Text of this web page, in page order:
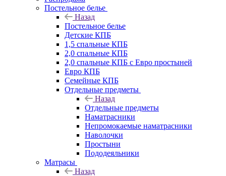
Постельное белье
Назад
Постельное белье
Детские КПБ
1,5 спальные КПБ
2,0 спальные КПБ
2,0 спальные КПБ с Евро простыней
Евро КПБ
Семейные КПБ
Отдельные предметы
Назад
Отдельные предметы
Наматрасники
Непромокаемые наматрасники
Наволочки
Простыни
Пододеяльники
Матрасы
Назад